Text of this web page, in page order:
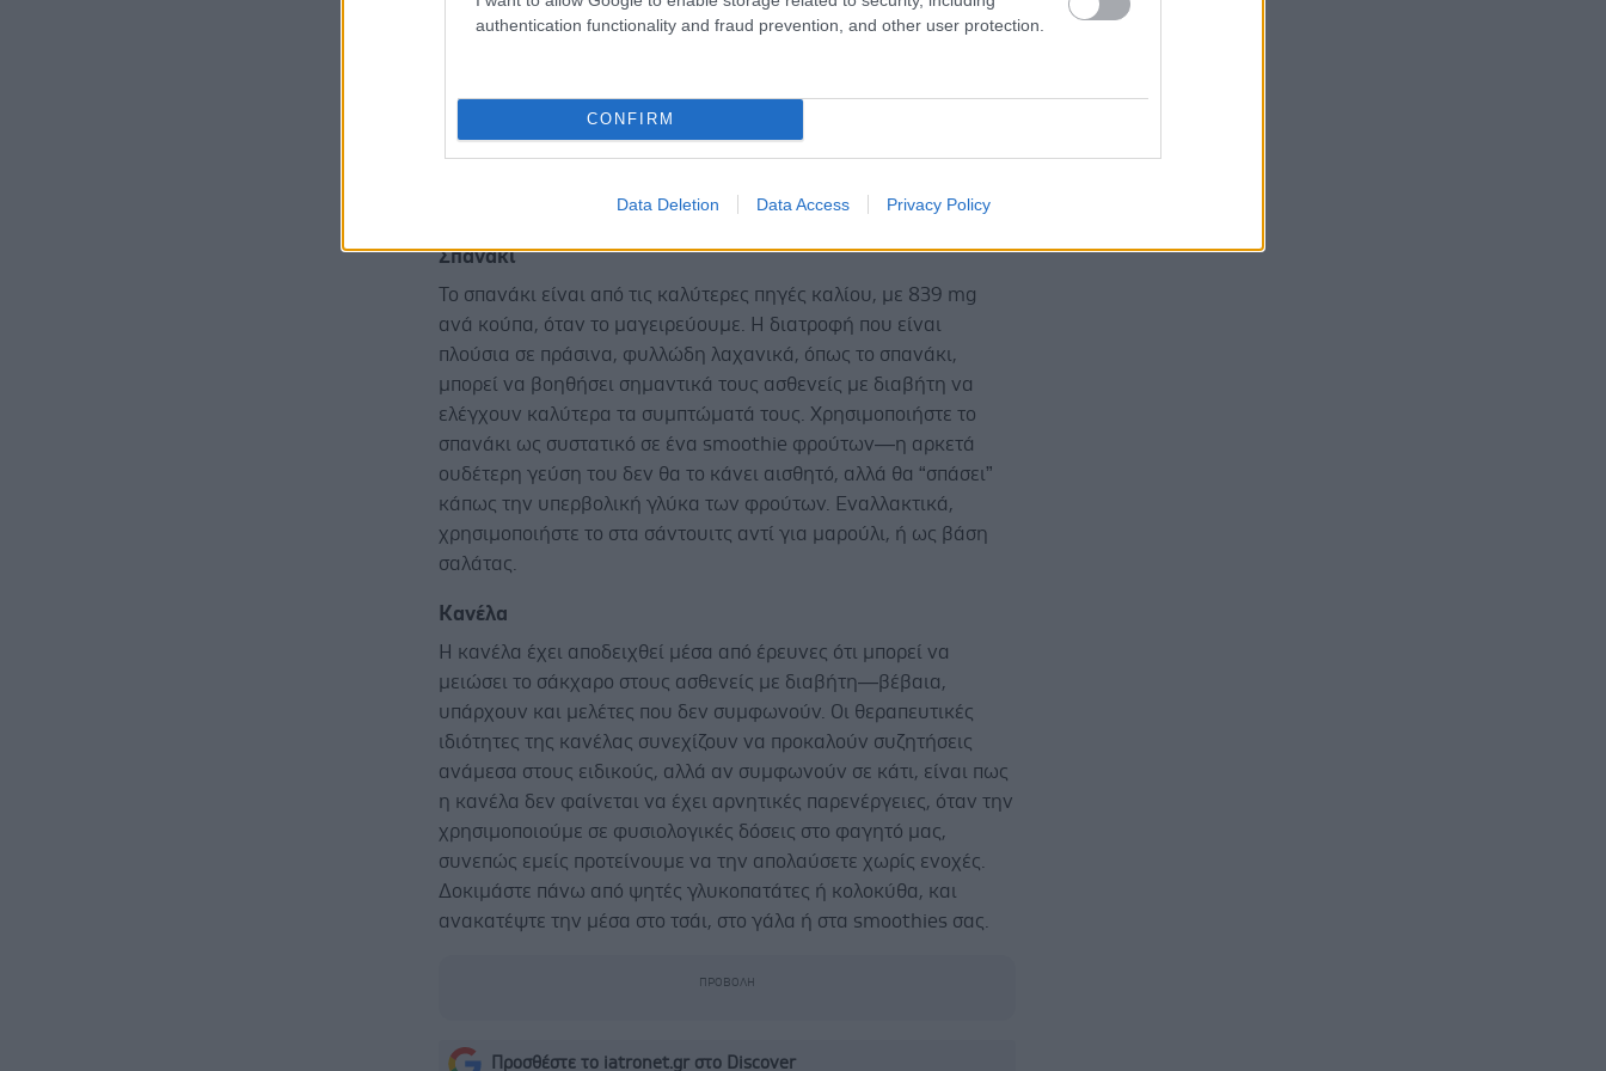
authentication functionality and fraud prevention, and other user protection.
CONFIRM
Data Deletion Data Access Privacy Policy
Τζίντζερ
ιδιαίτερη γεύση του μπορεί να απογειώσει πολλά γεύματα. Για
να το απολαύσετε ως τσάι, αφήστε λίγο φρέσκο, ξεφλουδισμένο
μια σαλάτα, ή στο ριζότο.
Σπανάκι
Το σπανάκι είναι από τις καλύτερες πηγές καλίου, με 839 mg
ανά κούπα, όταν το μαγειρεύουμε. Η διατροφή που είναι
πλούσια σε πράσινα, φυλλώδη λαχανικά, όπως το σπανάκι,
μπορεί να βοηθήσει σημαντικά τους ασθενείς με διαβήτη να
ελέγχουν καλύτερα τα συμπτώματά τους. Χρησιμοποιήστε το
σπανάκι ως συστατικό σε ένα smoothie φρούτων—η αρκετά
ουδέτερη γεύση του δεν θα το κάνει αισθητό, αλλά θα “σπάσει”
κάπως την υπερβολική γλύκα των φρούτων. Εναλλακτικά,
χρησιμοποιήστε το στα σάντουιτς αντί για μαρούλι, ή ως βάση
σαλάτας.
Κανέλα
Η κανέλα έχει αποδειχθεί μέσα από έρευνες ότι μπορεί να
μειώσει το σάκχαρο στους ασθενείς με διαβήτη—βέβαια,
υπάρχουν και μελέτες που δεν συμφωνούν. Οι θεραπευτικές
ιδιότητες της κανέλας συνεχίζουν να προκαλούν συζητήσεις
ανάμεσα στους ειδικούς, αλλά αν συμφωνούν σε κάτι, είναι πως
η κανέλα δεν φαίνεται να έχει αρνητικές παρενέργειες, όταν την
χρησιμοποιούμε σε φυσιολογικές δόσεις στο φαγητό μας,
συνεπώς εμείς προτείνουμε να την απολαύσετε χωρίς ενοχές.
Δοκιμάστε πάνω από ψητές γλυκοπατάτες ή κολοκύθα, και
ανακατέψτε την μέσα στο τσάι, στο γάλα ή στα smoothies σας.
Προσθέστε το iatronet.gr στο Discover